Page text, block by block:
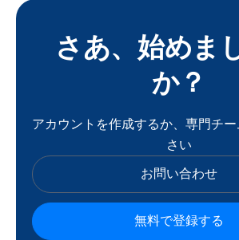
さあ、始めま
か？
アカウントを作成するか、専門チ
さい
お問い合わせ
無料で登録する